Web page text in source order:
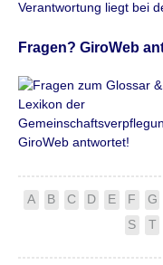
Verantwortung liegt bei
Fragen? GiroWeb
A B C D E F G
S
T